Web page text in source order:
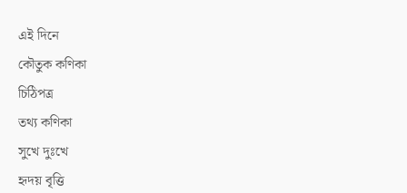
এই দিনে
কৌতুক কণিকা
চিঠিপত্র
তথ্য কণিকা
সুখে দুঃখে
হৃদয় বৃত্তি